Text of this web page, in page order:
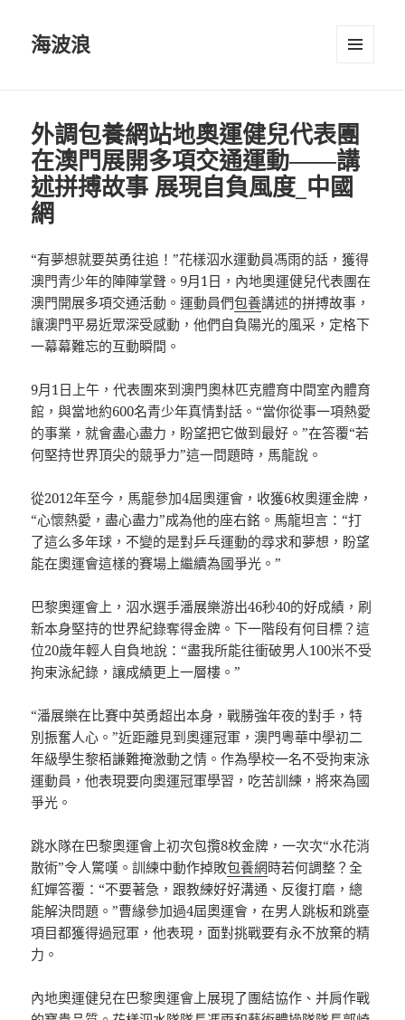
海波浪
外調包養網站地奧運健兒代表團
在澳門展開多項交通運動——講
述拼搏故事 展現自負風度_中國
網
“有夢想就要英勇往追！”花樣泅水運動員馮雨的話，獲得
澳門青少年的陣陣掌聲。9月1日，內地奧運健兒代表團在
澳門開展多項交通活動。運動員們包養講述的拼搏故事，
讓澳門平易近眾深受感動，他們自負陽光的風采，定格下
一幕幕難忘的互動瞬間。
9月1日上午，代表團來到澳門奧林匹克體育中間室內體育
館，與當地約600名青少年真情對話。“當你從事一項熱愛
的事業，就會盡心盡力，盼望把它做到最好。”在答覆“若
何堅持世界頂尖的競爭力”這一問題時，馬龍說。
從2012年至今，馬龍參加4屆奧運會，收獲6枚奧運金牌，
“心懷熱愛，盡心盡力”成為他的座右銘。馬龍坦言：“打
了這么多年球，不變的是對乒乓運動的尋求和夢想，盼望
能在奧運會這樣的賽場上繼續為國爭光。”
巴黎奧運會上，泅水選手潘展樂游出46秒40的好成績，刷
新本身堅持的世界紀錄奪得金牌。下一階段有何目標？這
位20歲年輕人自負地說：“盡我所能往衝破男人100米不受
拘束泳紀錄，讓成績更上一層樓。”
“潘展樂在比賽中英勇超出本身，戰勝強年夜的對手，特
別振奮人心。”近距離見到奧運冠軍，澳門粵華中學初二
年級學生黎栢謙難掩激動之情。作為學校一名不受拘束泳
運動員，他表現要向奧運冠軍學習，吃苦訓練，將來為國
爭光。
跳水隊在巴黎奧運會上初次包攬8枚金牌，一次次“水花消
散術”令人驚嘆。訓練中動作掉敗包養網時若何調整？全
紅嬋答覆：“不要著急，跟教練好好溝通、反復打磨，總
能解決問題。”曹緣參加過4屆奧運會，在男人跳板和跳臺
項目都獲得過冠軍，他表現，面對挑戰要有永不放棄的精
力。
內地奧運健兒在巴黎奧運會上展現了團結協作、并肩作戰